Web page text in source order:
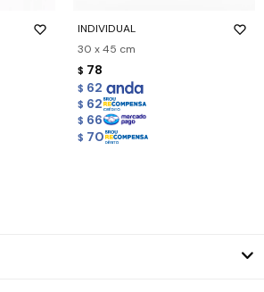
INDIVIDUAL
30 x 45 cm
$ 78
$ 62
$ 62
$ 66
$ 70